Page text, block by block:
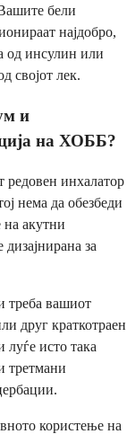
бели
најдобро,
од инсулин или
својот лек.
и
на ХОББ?
редовен инхалатор
нема да обезбеди
на акутни
за
треба вашиот
друг краткотраен
исто така
третмани
користење на